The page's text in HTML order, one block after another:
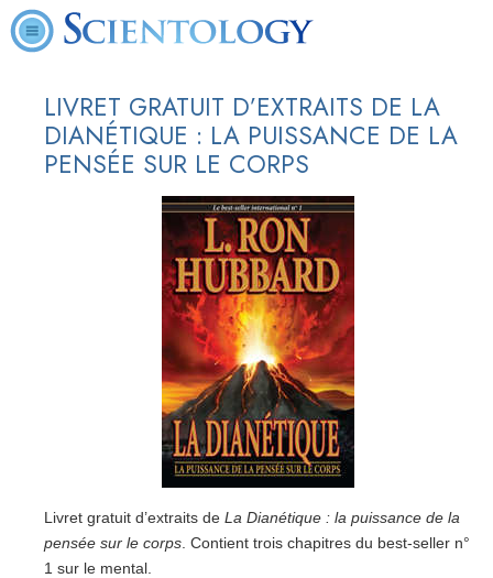
LIVRET GRATUIT D’EXTRAITS DE LA
DIANÉTIQUE : LA PUISSANCE DE LA
PENSÉE SUR LE CORPS
Livret gratuit d’extraits de La Dianétique : la puissance de la
pensée sur le corps . Contient trois chapitres du best-seller n°
1 sur le mental.